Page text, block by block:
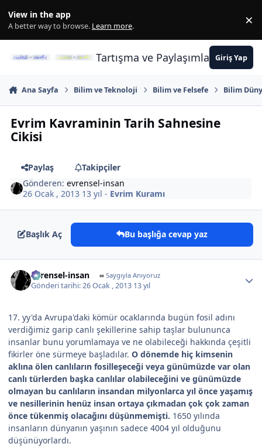
View in the app
A better way to browse. Learn more. ×
Tartışma ve PaylaşımlarınGiriş Yap
Ana Sayfa Bilim ve Teknoloji Bilim ve Felsefe Bilim
Evrim Kavraminin Tarih Sahnesine
Cikisi
Paylaş
Takipçiler
Gönderen:evrensel-insan
26 Ocak , 2013 13 yıl - Evrim Kuramı
Başlık Aç Bu başlığa cevap yaz
evrensel-insan ∞Saygıyla Anıyoruz
Gönderi tarihi:26 Ocak , 2013 13 yıl
17. yy'da Avrupa'daki kömür ocaklarında bugün fosil adını
verdiğimiz garip canlı şekillerine sahip taşlar bulununca
insanlar bunu yorumlamaya ve ne olabileceği hakkında çeşitli
fikirler öne sürmeye başladılar. O dönemde hiç kimsenin
aklına ölen canlıların fosilleşeceği veya günümüzde var olan
canlı türlerden başka canlılar olabileceğini ve günümüzde
olmayan bu canlıların insandan milyonlarca yıl önce yaşamış
ve nesillerinin henüz insan ortaya çıkmadan çok çok zaman
önce tükenmiş olacağını düşünmemişti. 1650 yılında
insanların dünyanın yaşının sadece 4004 yıl olduğunu
düşünüyorlardı.